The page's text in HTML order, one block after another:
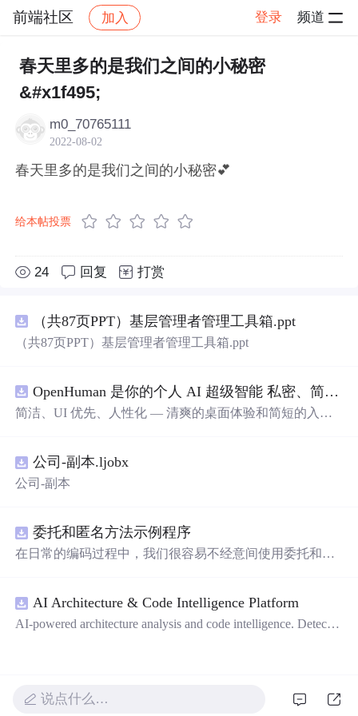
前端社区 加入 登录 频道
社区 前端社区 感慨 帖子详情
春天里多的是我们之间的小秘密
&#x1f495;
m0_70765111
2022-08-02
春天里多的是我们之间的小秘密💕
给本帖投票
24 回复 打赏
（共87页PPT）基层管理者管理工具箱.ppt
（共87页PPT）基层管理者管理工具箱.ppt
OpenHuman 是你的个人 AI 超级智能 私密、简洁、极其强大
简洁、UI 优先、人性化 — 清爽的桌面体验和简短的入门
吉祥物，会说话、能感知周围环境、可作为真实参与者加
入你的 Google Meet 会议、跨周记住你，即使你停止输入
公司-副本.ljobx
公司-副本
委托和匿名方法示例程序
在日常的编码过程中，我们很容易不经意间使用委托和匿
的完整项目示例。
AI Architecture & Code Intelligence Platform
AI-powered architecture analysis and code intelligence. Detects
说点什么…